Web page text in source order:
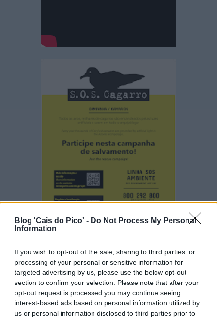
Blog 'Cais do Pico' - Do Not Process My Personal
Information
If you wish to opt-out of the sale, sharing to third parties, or
processing of your personal or sensitive information for
targeted advertising by us, please use the below opt-out
section to confirm your selection. Please note that after your
opt-out request is processed you may continue seeing
interest-based ads based on personal information utilized by
us or personal information disclosed to third parties prior to
Ivo Sousa à(s)00:00